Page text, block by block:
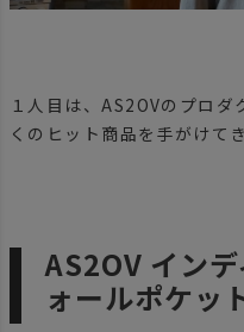
１人目は、AS2OVのプロ
くのヒット商品を手がけて
AS2OV イン
ォールポケッ